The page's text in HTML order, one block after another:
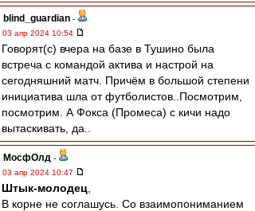
blind_guardian -
03 апр 2024 10:54
Говорят(с) вчера на базе в Тушино была
встреча с командой актива и настрой на
сегодняшний матч. Причём в большой степени
инициатива шла от футболистов..Посмотрим,
посмотрим. А Фокса (Промеса) с кичи надо
вытаскивать, да..
МосфОлд -
03 апр 2024 10:47
Штык-молодец
В корне не соглашусь. Со взаимопониманием